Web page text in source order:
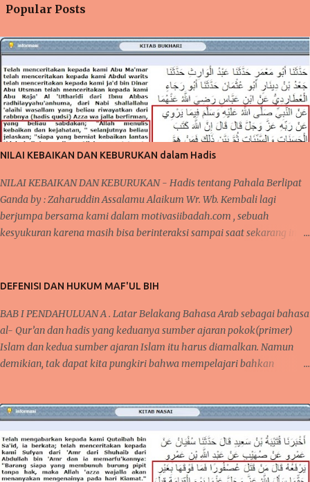
Popular Posts
NILAI KEBAIKAN DAN KEBURUKAN dalam Hadis
NILAI KEBAIKAN DAN KEBURUKAN - Hadis tentang Pahala Berlipat
Ganda by : Zaharuddin Assalamu Alaikum Wr. Wb. Kembali lagi
berjumpa bersama kami dalam motivasiibadah.com , sebuah
kesyukuran karena masih bisa berinteraksi sampai saat sekarang ini,
kita dari jalan keburukan. Pada beberapa pertemuan sebelumnya,
mengontrol mindset dan niat dalam beribadah, begitupula karena
faktor kebiasaan yang bisa membantu seseorang agar tetap semangat
dalam melaksanakan kebaikan dan bernilai ibadah kepada Allah Swt .
ARTIKEL TERKAIT : Cara Semangat ibadah- Mengontrol Mindset dan
dalam melak...
DEFENISI DAN HUKUM MAF'UL BIH
BAB I PENDAHULUAN A . Latar Belakang Bahasa Arab sebagai bahasa
al- Qur’an dan hadis yang keduanya sumber ajaran pokok(primer)
Islam dan kedua sumber ajaran Islam itu harus diamalkan. Namun
demikian, tak dapat kita pungkiri bahwa mempelajari bahkan
Arab mempunyai karakter dan keistimewaan tersendiri yang berbeda,
bahkan mungkin tidak dimiliki oleh bahasa-bahasa yang lain. Al-
Lughah al-‘Arabiyyah merupakan kata yang menerangkan gaya
bahasa arab, sedangkan tentang ‘Ulum al-‘Arabiyyah adalah ilmu